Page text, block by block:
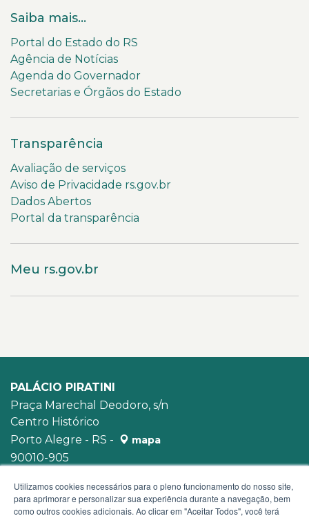
Saiba mais...
Portal do Estado do RS
Agência de Notícias
Agenda do Governador
Secretarias e Órgãos do Estado
Transparência
Avaliação de serviços
Aviso de Privacidade rs.gov.br
Dados Abertos
Portal da transparência
Meu rs.gov.br
PALÁCIO PIRATINI
Praça Marechal Deodoro, s/n
Centro Histórico
Porto Alegre - RS -
mapa
90010-905
Utilizamos cookies necessários para o pleno funcionamento do nosso site,
para aprimorar e personalizar sua experiência durante a navegação, bem
como outros cookies adicionais. Ao clicar em "Aceitar Todos", você terá